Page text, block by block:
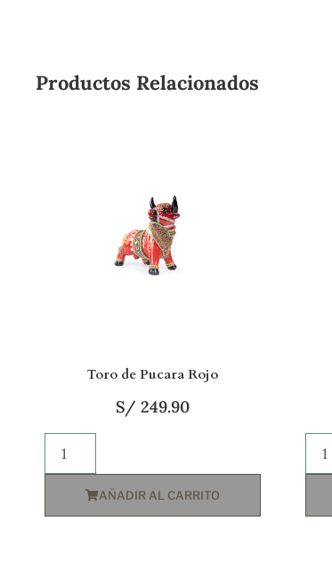
Productos Relacionados
Toro de Pucara Rojo
S/ 249.90
AÑADIR AL CARRITO